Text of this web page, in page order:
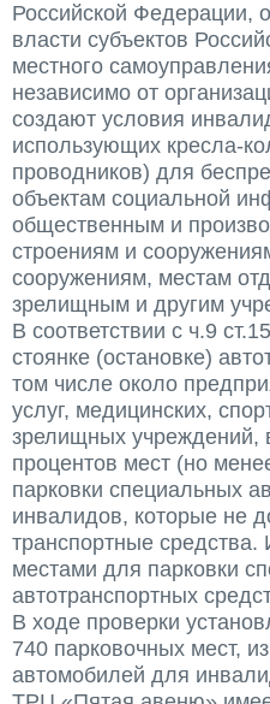
Российской Федерации,
власти субъектов
местного
независимо от
создают условия
использующих кресла-
проводников) для
объектам социальной
общественным и
строениям и
сооружениям, местам
зрелищным и другим
В соответствии с ч.9
стоянке (остановке)
том числе около
услуг, медицинских,
зрелищных учреждений,
процентов мест (но
парковки специальных
инвалидов, которые не
транспортные
местами для парковки
автотранспортных
В ходе проверки
740 парковочных мест,
автомобилей для